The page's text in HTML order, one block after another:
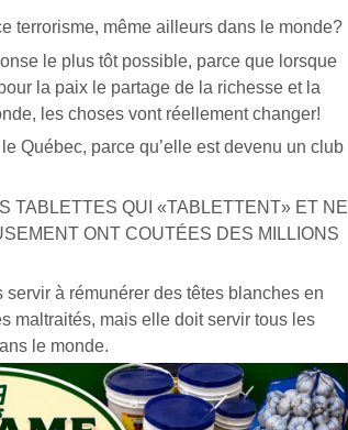
terrorisme, même ailleurs dans le monde?
le plus tôt possible, parce que lorsque
la paix le partage de la richesse et la
les choses vont réellement changer!
Québec, parce qu’elle est devenu un club
TABLETTES QUI «TABLETTENT» ET NE
ONT COUTÉES DES MILLIONS
servir à rémunérer des têtes blanches en
maltraités, mais elle doit servir tous les
le monde.